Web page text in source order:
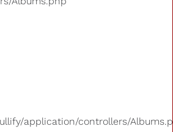
application/controllers/